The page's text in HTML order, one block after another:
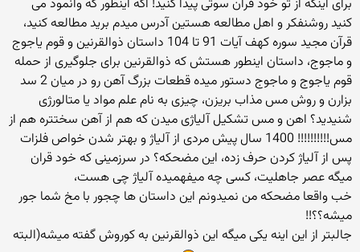
برای اینکه از تو خود قران سوتی پیدا کنید! اگه اینطور که وانمود می
کنید روشنفکر و اهل مطالعه هستین آدرس میدم برید مطالعه کنید،
قرآن مجید سوره کهف آیات 91 تا 104 داستان ذوالقرنین و قوم یاجوج
و ماجوج، داستان اینطور هستش که ذوالقرنین برای جلوگیری از حمله
قوم یاجوج و ماجوج دستور میده قطعات بزرگ آهن رو در میان 2 سد
بزارن و روش مس مذاب بریزن، چیزی به نام علم مواد یا متالورژی
شنیدید؟ اهن و مس تشکیل آلیاژی میدن که هم از آهن سختتره هم از
مس!!!!!!!!!! 1400 سال پیش مردی از آلیاژ و بهتر شدن خواص فلزات
پس از آلیاژ کردن حرف زده، این مضحکه؟ در سرزمینی که خود قران
میگه عصر جاهلیت، کسی چه میفهمیده آلیاژ چی هست،
خب واقعا مضحكه من نمیدونم این داستان ها چجور با مخ شما جور
میشه؟؟!!
جالبتر از این اینه یكی میگه این ذوالقرنین به كوروش گفته میشه(البته